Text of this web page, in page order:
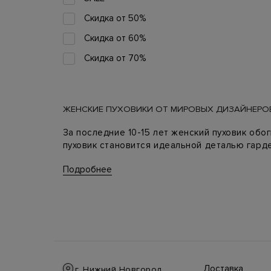
Скидка от 50%
Скидка от 60%
Скидка от 70%
ЖЕНСКИЕ ПУХОВИКИ ОТ МИРОВЫХ
За последние 10-15 лет женский пуховик
пуховик становится идеальной деталью
Главное правило в выборе зимнего
Подробнее
Доставка